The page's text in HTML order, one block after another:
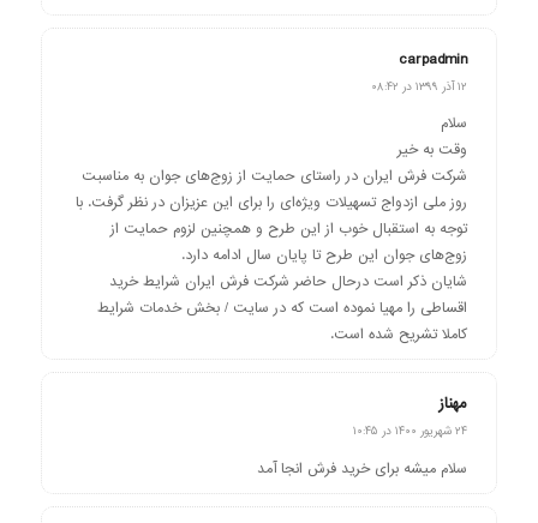
carpadmin
گفته:
۱۲ آذر ۱۳۹۹ در ۰۸:۴۲
سلام
وقت به خیر
شرکت فرش ایران در راستای حمایت از زوج‌های جوان به مناسبت
روز ملی ازدواج تسهیلات ویژه‌ای را برای این عزیزان در نظر گرفت. با
توجه به استقبال خوب از این طرح و همچنین لزوم حمایت از
زوج‌های جوان این طرح تا پایان سال ادامه دارد.
شایان ذکر است درحال حاضر شرکت فرش ایران شرایط خرید
اقساطی را مهیا نموده است که در سایت / بخش خدمات شرایط
کاملا تشریح شده است.
مهناز
گفته:
۲۴ شهریور ۱۴۰۰ در ۱۰:۴۵
سلام میشه برای خرید فرش انجا آمد